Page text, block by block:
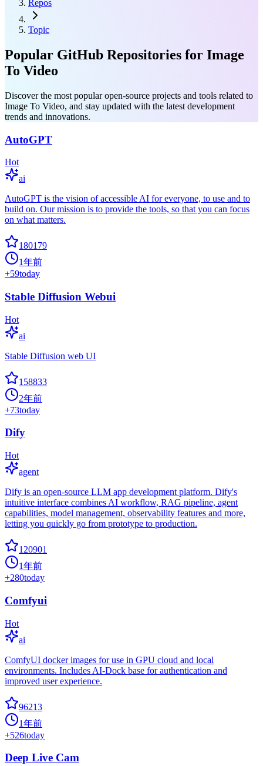
Repos
Topic
Popular GitHub Repositories for Image
To Video
Discover the most popular open-source projects and tools related to
Image To Video, and stay updated with the latest development
trends and innovations.
AutoGPT
Hot
ai
AutoGPT is the vision of accessible AI for everyone, to use and to
build on. Our mission is to provide the tools, so that you can focus
on what matters.
180179
1年前
+59today
Stable Diffusion Webui
Hot
ai
Stable Diffusion web UI
158833
2年前
+73today
Dify
Hot
agent
Dify is an open-source LLM app development platform. Dify's
intuitive interface combines AI workflow, RAG pipeline, agent
capabilities, model management, observability features and more,
letting you quickly go from prototype to production.
120901
1年前
+280today
Comfyui
Hot
ai
ComfyUI docker images for use in GPU cloud and local
environments. Includes AI-Dock base for authentication and
improved user experience.
96213
1年前
+526today
Deep Live Cam